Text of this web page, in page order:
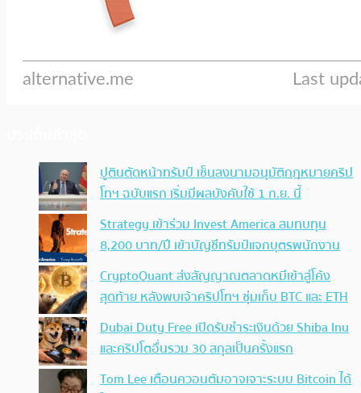
ปูตินตัดหน้าทรัมป์ เซ็นลงนามอนุมัติกฎหมายคริป
โทฯ ฉบับแรก เริ่มมีผลบังคับใช้ 1 ก.ย. นี้
Strategy เข้าร่วม Invest America สมทบทุน
8,200 บาท/ปี เข้าบัญชีทรัมป์แจกบุตรพนักงาน
CryptoQuant ส่งสัญญาณตลาดหมีเข้าสู่โค้ง
สุดท้าย หลังพบเจ้าคริปโทฯ ซุ่มเก็บ BTC และ ETH
Dubai Duty Free เปิดรับชำระเงินด้วย Shiba Inu
และคริปโตอื่นรวม 30 สกุลเป็นครั้งแรก
Tom Lee เตือนควอนตัมอาจเจาะระบบ Bitcoin ได้